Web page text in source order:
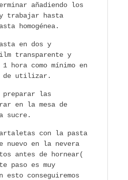
añadiendo los
trabajar hasta
homogénea.
en dos y
transparente y
hora como mínimo en
de utilizar.
preparar las
en la mesa de
sucre.
con la pasta
nuevo en la nevera
antes de hornear(
paso es muy
esto conseguiremos